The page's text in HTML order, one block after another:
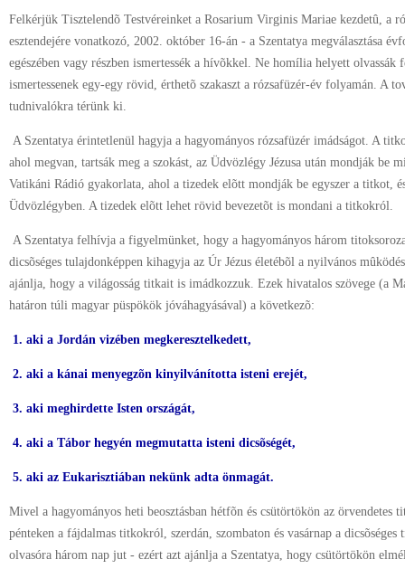
Felkérjük Tisztelendõ Testvéreinket a Rosarium Virginis Mariae kezdetû, a
esztendejére vonatkozó, 2002. október 16-án - a Szentatya megválasztása
egészében vagy részben ismertessék a hívõkkel. Ne homília helyett olvassák
ismertessenek egy-egy rövid, érthetõ szakaszt a rózsafüzér-év folyamán. A
tudnivalókra térünk ki.
A Szentatya érintetlenül hagyja a hagyományos rózsafüzér imádságot. A
ahol megvan, tartsák meg a szokást, az Üdvözlégy Jézusa után mondják be
Vatikáni Rádió gyakorlata, ahol a tizedek elõtt mondják be egyszer a titkot,
Üdvözlégyben. A tizedek elõtt lehet rövid bevezetõt is mondani a titkokról.
A Szentatya felhívja a figyelmünket, hogy a hagyományos három
dicsõséges tulajdonképpen kihagyja az Úr Jézus életébõl a nyilvános
ajánlja, hogy a világosság titkait is imádkozzuk. Ezek hivatalos szövege (a
határon túli magyar püspökök jóváhagyásával) a következõ:
1. aki a Jordán vizében megkeresztelkedett,
2. aki a kánai menyegzõn kinyilvánította isteni erejét,
3. aki meghirdette Isten országát,
4. aki a Tábor hegyén megmutatta isteni dicsõségét,
5. aki az Eukarisztiában nekünk adta önmagát.
Mivel a hagyományos heti beosztásban hétfõn és csütörtökön az örvendetes
pénteken a fájdalmas titkokról, szerdán, szombaton és vasárnap a
olvasóra három nap jut - ezért azt ajánlja a Szentatya, hogy csütörtökön